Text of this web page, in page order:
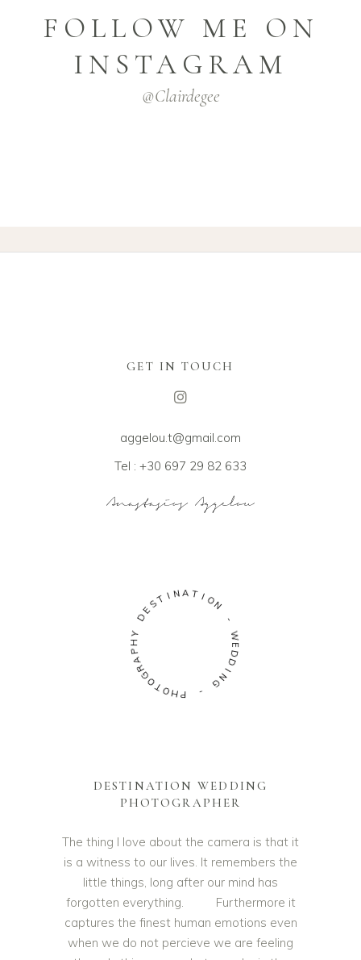
FOLLOW ME ON
INSTAGRAM
@clairdegee
GET IN TOUCH
aggelou.t@gmail.com
Tel : +30 697 29 82 633
DES T I N A TIO
N
-
W
E
D
D
I
N
G
P
H
O
T
O
G
R
A
P
H
Y
DESTINATION WEDDING
PHOTOGRAPHER
The thing I love about the camera is that it
is a witness to our lives. It remembers the
little things, long after our mind has
forgotten everything. Furthermore it
captures the finest human emotions even
when we do not percieve we are feeling